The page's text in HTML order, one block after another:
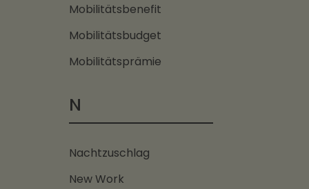
Mobilitätsbenefit
Mobilitätsbudget
Mobilitätsprämie
N
Nachtzuschlag
New Work